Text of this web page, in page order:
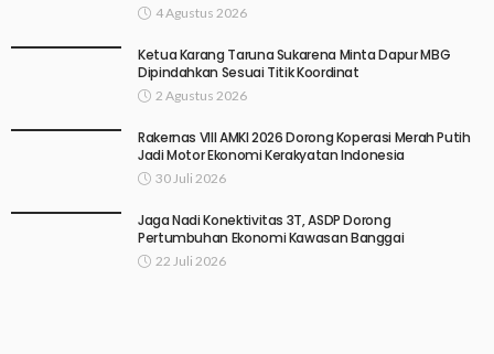
4 Agustus 2026
Ketua Karang Taruna Sukarena Minta Dapur MBG
Dipindahkan Sesuai Titik Koordinat
2 Agustus 2026
Rakernas VIII AMKI 2026 Dorong Koperasi Merah Putih
Jadi Motor Ekonomi Kerakyatan Indonesia
30 Juli 2026
Jaga Nadi Konektivitas 3T, ASDP Dorong
Pertumbuhan Ekonomi Kawasan Banggai
22 Juli 2026